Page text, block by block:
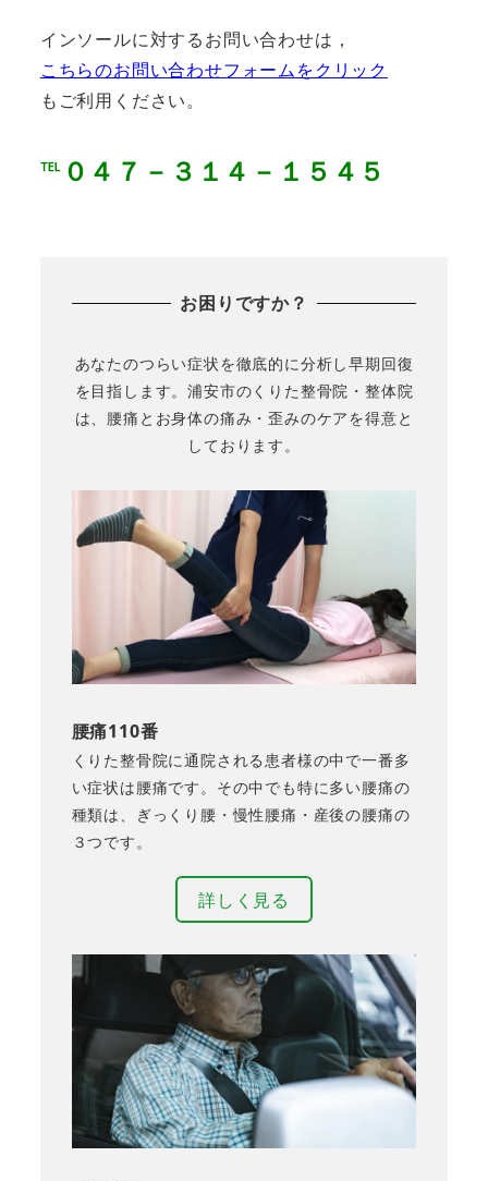
インソールに対するお問い合わせは，
こちらのお問い合わせフォームをクリック
もご利用ください。
℡０４７－３１４－１５４５
お困りですか？
あなたのつらい症状を徹底的に分析し早期回復
を目指します。浦安市のくりた整骨院・整体院
は、腰痛とお身体の痛み・歪みのケアを得意と
しております。
腰痛110番
くりた整骨院に通院される患者様の中で一番多
い症状は腰痛です。その中でも特に多い腰痛の
種類は、ぎっくり腰・慢性腰痛・産後の腰痛の
３つです。
詳しく見る